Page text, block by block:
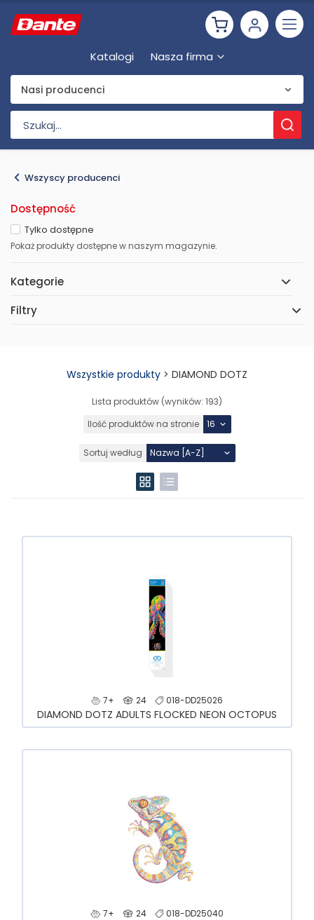
Katalogi Nasza firma
Nasi producenci
Wszyscy producenci
Dostępność
Tylko dostępne
Pokaż produkty dostępne w naszym magazynie.
Kategorie
Filtry
Wszystkie produkty > DIAMOND DOTZ
Lista produktów (wyników: 193)
Ilość produktów na stronie
Sortuj według
7+ 24 018-DD25026
DIAMOND DOTZ ADULTS FLOCKED NEON OCTOPUS
7+ 24 018-DD25040